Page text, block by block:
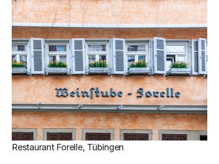
Restaurant Forelle, Tübingen